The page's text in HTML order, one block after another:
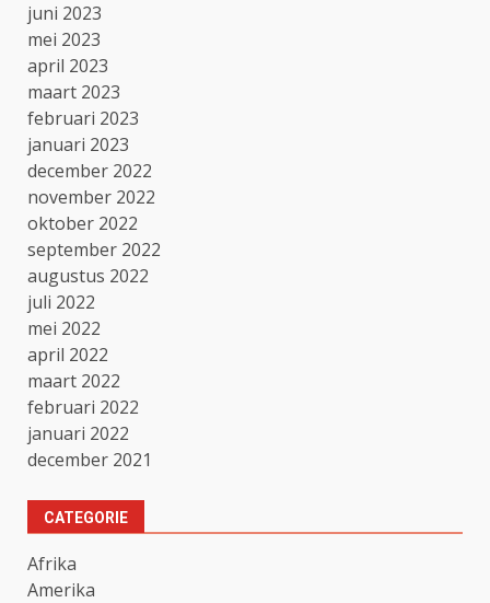
juni 2023
mei 2023
april 2023
maart 2023
februari 2023
januari 2023
december 2022
november 2022
oktober 2022
september 2022
augustus 2022
juli 2022
mei 2022
april 2022
maart 2022
februari 2022
januari 2022
december 2021
CATEGORIE
Afrika
Amerika